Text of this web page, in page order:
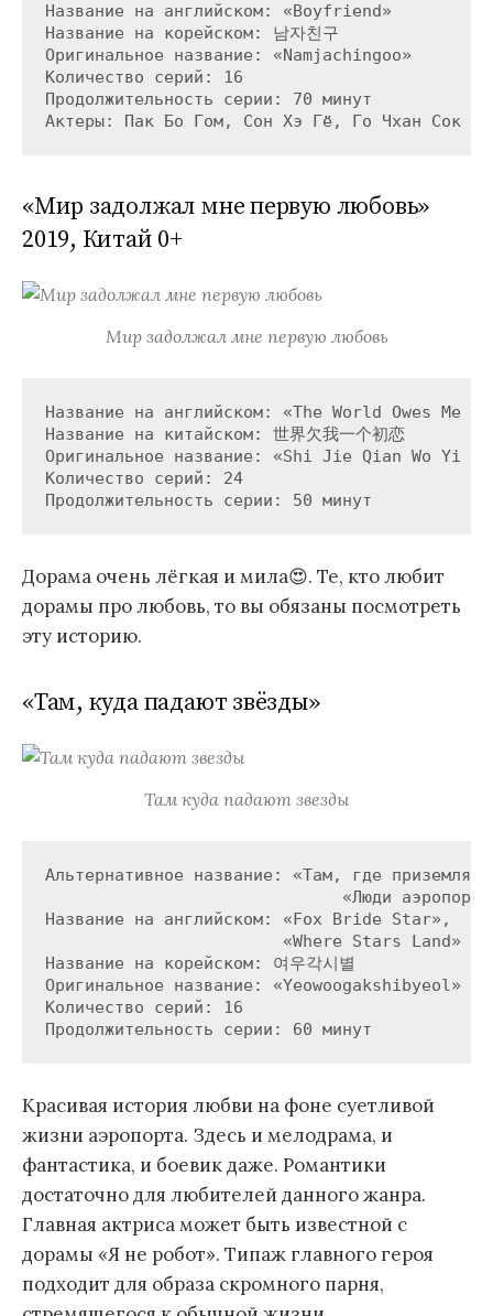
Название на английском: «Boyfriend»
Название на корейском: 남자친구
Оригинальное название: «Namjachingoo»
Количество серий: 16
Продолжительность серии: 70 минут
Актеры: Пак Бо Гом, Сон Хэ Гё, Го Чхан Сок
«Мир задолжал мне первую любовь»
2019, Китай 0+
Мир задолжал мне первую любовь
Название на английском: «The World Owes Me
Название на китайском: 世界欠我一个初恋
Оригинальное название: «Shi Jie Qian Wo Yi
Количество серий: 24
Дорама очень лёгкая и мила😍. Те, кто любит
дорамы про любовь, то вы обязаны посмотреть
эту историю.
«Там, куда падают звёзды»
Там куда падают звезды
Альтернативное название: «Там, где
«Люди
Название на английском: «Fox Bride Star»,
                        «Where Stars Land»
Название на корейском: 여우각시별
Оригинальное название: «Yeowoogakshibyeol»
Количество серий: 16
Красивая история любви на фоне суетливой
жизни аэропорта. Здесь и мелодрама, и
фантастика, и боевик даже. Романтики
достаточно для любителей данного жанра.
Главная актриса может быть известной с
дорамы «Я не робот». Типаж главного героя
подходит для образа скромного парня,